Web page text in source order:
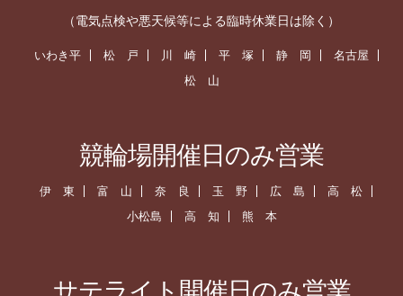
（電気点検や悪天候等による臨時休業日は除く）
いわき平 松 戸 川 崎 平 塚 静 岡
名古屋
松 山
競輪場開催日のみ営業
伊 東 富 山 奈 良 玉 野 広 島
高 松
小松島
高 知 熊 本